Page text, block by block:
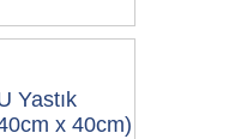
Yastık
x 40cm)